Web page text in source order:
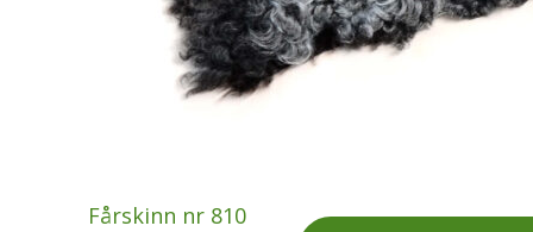
Fårskinn nr 810